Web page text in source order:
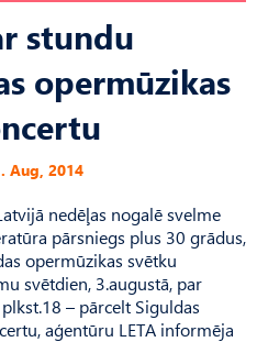
stundu
opermūzikas
Aug, 2014
nedēļas nogalē svelme
pārsniegs plus 30 grādus,
opermūzikas svētku
svētdien, 3.augustā, par
– pārcelt Siguldas
aģentūru LETA informēja